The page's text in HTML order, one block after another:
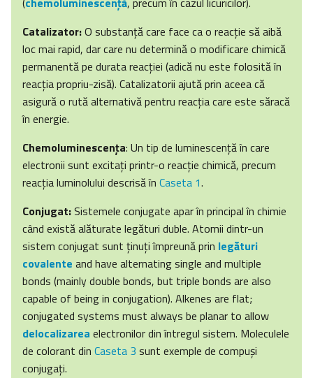
Catalizator:O substanţă care face ca o reacţie să aibă
loc mai rapid, dar care nu determină o modificare chimică
permanentă pe durata reacţiei (adică nu este folosită în
reacţia propriu-zisă). Catalizatorii ajută prin aceea că
asigură o rută alternativă pentru reacţia care este săracă
în energie.
Chemoluminescenţa: Un tip de luminescenţă în care
electronii sunt excitaţi printr-o reacţie chimică, precum
reacţia luminolului descrisă în Caseta 1.
Conjugat:Sistemele conjugate apar în principal în chimie
când există alăturate legături duble. Atomii dintr-un
sistem conjugat sunt ţinuţi împreună prin legături
covalente and have alternating single and multiple
bonds (mainly double bonds, but triple bonds are also
capable of being in conjugation). Alkenes are flat;
conjugated systems must always be planar to allow
delocalizarea electronilor din întregul sistem. Moleculele
de colorant din Caseta 3 sunt exemple de compuşi
conjugaţi.